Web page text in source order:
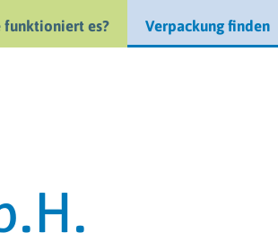
funktioniert es? Verpackung finden